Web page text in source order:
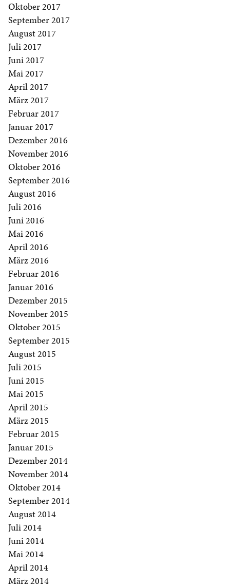
Oktober 2017
September 2017
August 2017
Juli 2017
Juni 2017
Mai 2017
April 2017
März 2017
Februar 2017
Januar 2017
Dezember 2016
November 2016
Oktober 2016
September 2016
August 2016
Juli 2016
Juni 2016
Mai 2016
April 2016
März 2016
Februar 2016
Januar 2016
Dezember 2015
November 2015
Oktober 2015
September 2015
August 2015
Juli 2015
Juni 2015
Mai 2015
April 2015
März 2015
Februar 2015
Januar 2015
Dezember 2014
November 2014
Oktober 2014
September 2014
August 2014
Juli 2014
Juni 2014
Mai 2014
April 2014
März 2014